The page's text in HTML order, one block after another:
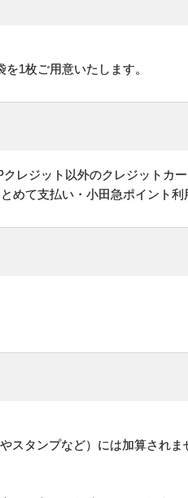
1枚ご用意いたします。
レジット以外のクレジットカ
めて支払い・小田急ポイント
スタンプなど）には加算されま